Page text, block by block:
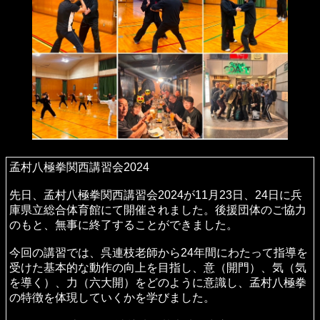
孟村八極拳関西講習会2024
先日、孟村八極拳関西講習会2024が11月23日、24日に兵
庫県立総合体育館にて開催されました。後援団体のご協力
のもと、無事に終了することができました。
今回の講習では、呉連枝老師から24年間にわたって指導を
受けた基本的な動作の向上を目指し、意（開門）、気（気
を導く）、力（六大開）をどのように意識し、孟村八極拳
の特徴を体現していくかを学びました。